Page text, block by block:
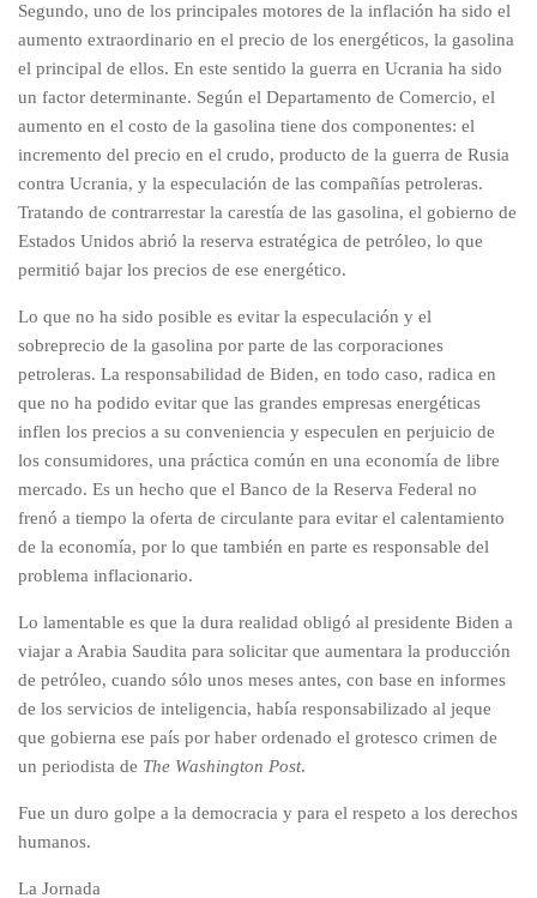
Segundo, uno de los principales motores de la inflación ha sido el
aumento extraordinario en el precio de los energéticos, la gasolina
el principal de ellos. En este sentido la guerra en Ucrania ha sido
un factor determinante. Según el Departamento de Comercio, el
aumento en el costo de la gasolina tiene dos componentes: el
incremento del precio en el crudo, producto de la guerra de Rusia
contra Ucrania, y la especulación de las compañías petroleras.
Tratando de contrarrestar la carestía de las gasolina, el gobierno de
Estados Unidos abrió la reserva estratégica de petróleo, lo que
permitió bajar los precios de ese energético.
Lo que no ha sido posible es evitar la especulación y el
sobreprecio de la gasolina por parte de las corporaciones
petroleras. La responsabilidad de Biden, en todo caso, radica en
que no ha podido evitar que las grandes empresas energéticas
inflen los precios a su conveniencia y especulen en perjuicio de
los consumidores, una práctica común en una economía de libre
mercado. Es un hecho que el Banco de la Reserva Federal no
frenó a tiempo la oferta de circulante para evitar el calentamiento
de la economía, por lo que también en parte es responsable del
problema inflacionario.
Lo lamentable es que la dura realidad obligó al presidente Biden a
viajar a Arabia Saudita para solicitar que aumentara la producción
de petróleo, cuando sólo unos meses antes, con base en informes
de los servicios de inteligencia, había responsabilizado al jeque
que gobierna ese país por haber ordenado el grotesco crimen de
un periodista de The Washington Post.
Fue un duro golpe a la democracia y para el respeto a los derechos
humanos.
La Jornada